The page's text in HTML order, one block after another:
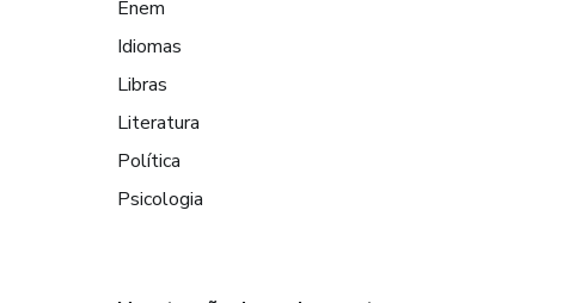
Enem
Idiomas
Libras
Literatura
Política
Psicologia